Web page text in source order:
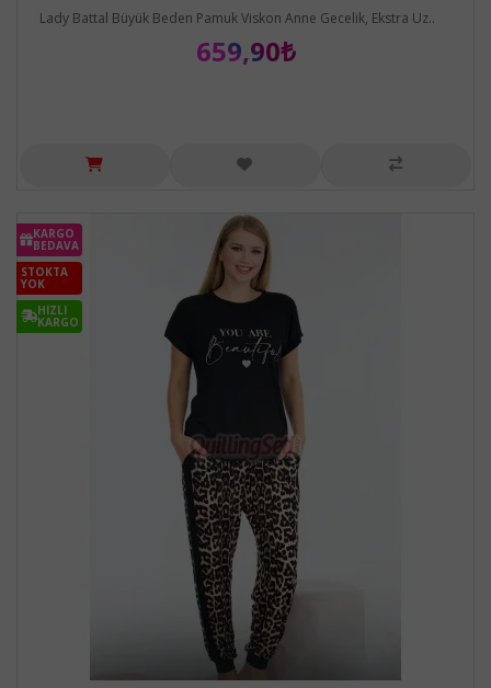
Lady Battal Büyük Beden Pamuk Viskon Anne Gecelik, Ekstra Uz..
659,90₺
KARGO
BEDAVA
STOKTA
YOK
HIZLI
KARGO